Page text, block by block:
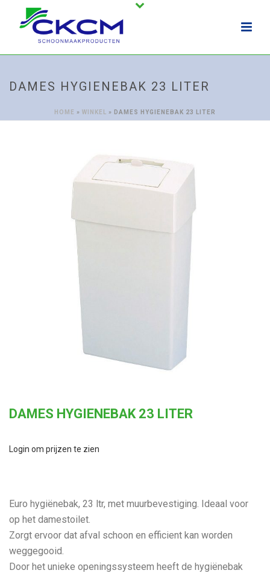
DAMES HYGIENEBAK 23 LITER
HOME » WINKEL » DAMES HYGIENEBAK 23 LITER
DAMES HYGIENEBAK 23 LITER
Login om prijzen te zien
Euro hygiënebak, 23 ltr, met muurbevestiging. Ideaal voor
op het damestoilet.
Zorgt ervoor dat afval schoon en efficient kan worden
weggegooid.
Door het unieke openingssysteem heeft de hygiënebak